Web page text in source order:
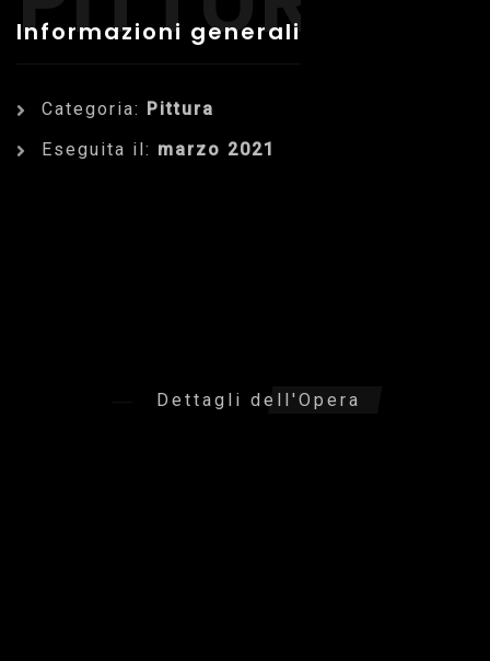
Informazioni generali
Categoria:
Pittura
Eseguita il: marzo 2021
Dettagli dell'Opera